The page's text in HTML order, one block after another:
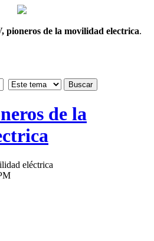
pioneros de la movilidad electrica.
eléctrica